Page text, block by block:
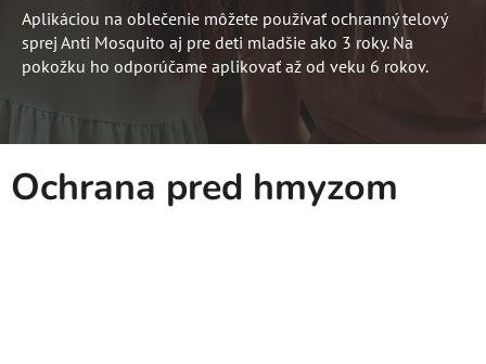
Aplikáciou na oblečenie môžete používať ochranný telový
sprej Anti Mosquito aj pre deti mladšie ako 3 roky. Na
pokožku ho odporúčame aplikovať až od veku 6 rokov.
Ochrana pred hmyzom